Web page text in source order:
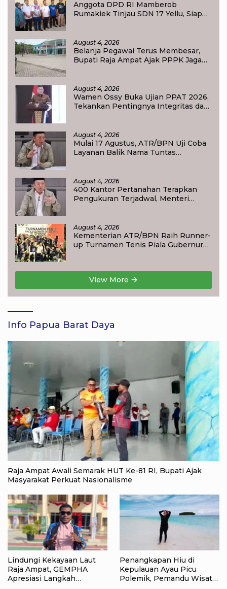
Anggota DPD RI Mamberob
Rumakiek Tinjau SDN 17 Yellu, Siap
August 4, 2026
Belanja Pegawai Terus Membesar,
Bupati Raja Ampat Ajak PPPK Jaga
August 4, 2026
Wamen Ossy Buka Ujian PPAT 2026,
Tekankan Pentingnya Integritas dan
August 4, 2026
Mulai 17 Agustus, ATR/BPN Uji Coba
Layanan Balik Nama Tuntas
August 4, 2026
400 Kantor Pertanahan Terapkan
Pengukuran Terjadwal, Menteri
August 4, 2026
Kementerian ATR/BPN Raih Runner-
up Turnamen Tenis Piala Gubernur
View More
Info Papua Barat Daya
Raja Ampat Awali Semarak HUT Ke-81 RI, Bupati Ajak
Masyarakat Perkuat Nasionalisme
Lindungi Kekayaan Laut
Raja Ampat, GEMPHA
Apresiasi Langkah
Penangkapan Hiu di
Kepulauan Ayau Picu
Polemik, Pemandu Wisata: